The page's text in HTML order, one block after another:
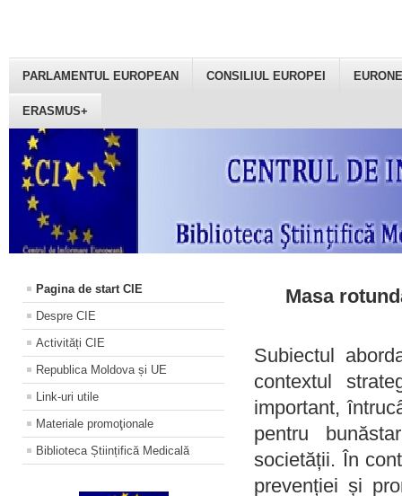
PARLAMENTUL EUROPEAN CONSILIUL EUROPEI
ERASMUS+
Pagina de start CIE
Despre CIE
Activități CIE
Republica Moldova și UE
Link-uri utile
Materiale promoţionale
Biblioteca Științifică Medicală
Masa
Subiectul
contextul
important,
pentru
societății. În
prevenției și